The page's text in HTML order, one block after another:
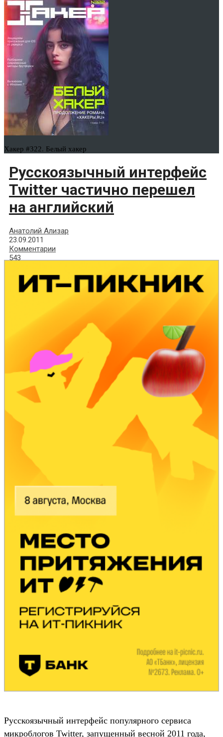
Хакер #322. Белый хакер
Русскоязычный интерфейс
Twitter частично перешел
на английский
Анатолий Ализар
23.09.2011
Комментарии
543
Русскоязычный интерфейс популярного сервиса
микроблогов Twitter, запущенный весной 2011 года,